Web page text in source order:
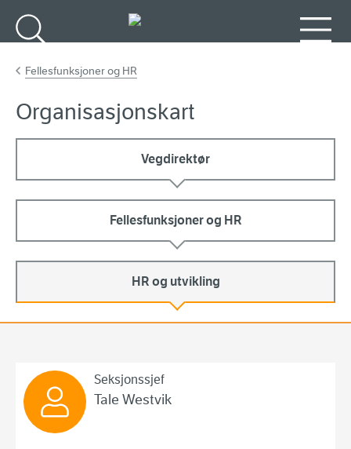
Fellesfunksjoner og HR
Organisasjonskart
Vegdirektør
Fellesfunksjoner og HR
HR og utvikling
HR og utviklingSeksjonssjef
Tale Westvik